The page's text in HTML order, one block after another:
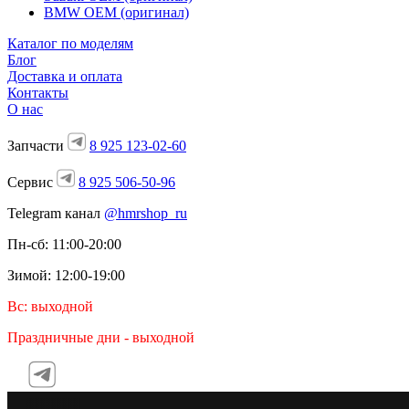
BMW OEM (оригинал)
Каталог по моделям
Блог
Доставка и оплата
Контакты
О нас
Запчасти 8 925 123-02-60
Сервис
8 925 506-50-96
Telegram канал @hmrshop_ru
Пн-сб: 11:00-20:00
Зимой: 12:00-19:00
Вс: выходной
Праздничные дни - выходной